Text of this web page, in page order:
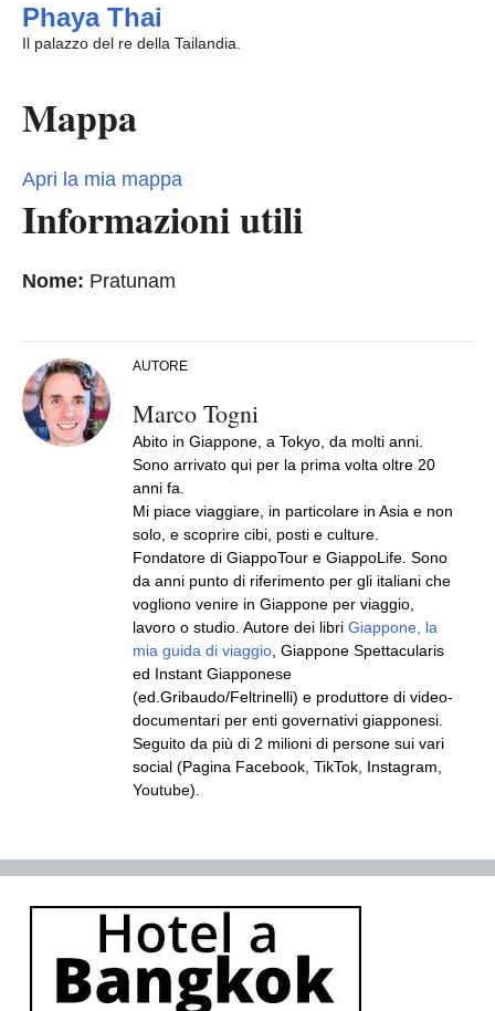
Phaya Thai
Il palazzo del re della Tailandia.
Mappa
Apri la mia mappa
Informazioni utili
Nome: Pratunam
AUTORE
Marco Togni
Abito in Giappone, a Tokyo, da molti anni.
Sono arrivato qui per la prima volta oltre 20
anni fa.
Mi piace viaggiare, in particolare in Asia e non
solo, e scoprire cibi, posti e culture.
Fondatore di GiappoTour e GiappoLife. Sono
da anni punto di riferimento per gli italiani che
vogliono venire in Giappone per viaggio,
lavoro o studio. Autore dei libri Giappone, la
mia guida di viaggio , Giappone Spettacularis
ed Instant Giapponese
(ed.Gribaudo/Feltrinelli) e produttore di video-
documentari per enti governativi giapponesi.
Seguito da più di 2 milioni di persone sui vari
social (Pagina Facebook, TikTok, Instagram,
Youtube).